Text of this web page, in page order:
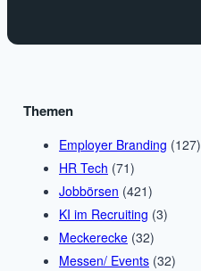
Themen
Employer Branding (127)
HR Tech (71)
Jobbörsen (421)
KI im Recruiting (3)
Meckerecke (32)
Messen/ Events (32)